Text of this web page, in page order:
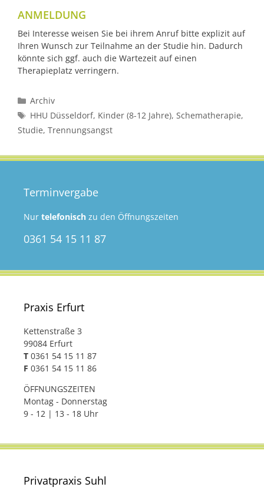
ANMELDUNG
Bei Interesse weisen Sie bei ihrem Anruf bitte explizit auf
Ihren Wunsch zur Teilnahme an der Studie hin. Dadurch
könnte sich ggf. auch die Wartezeit auf einen
Therapieplatz verringern.
Kategorien
Archiv
Schlagwörter
HHU Düsseldorf, Kinder (8-12 Jahre),Schematherapie,
Studie, Trennungsangst
Terminvergabe
Nur telefonisch zu den Öffnungszeiten
0361 54 15 11 87
Praxis Erfurt
Kettenstraße 3
99084 Erfurt
T 0361 54 15 11 87
F 0361 54 15 11 86
ÖFFNUNGSZEITEN
Montag - Donnerstag
9 - 12 | 13 - 18 Uhr
Privatpraxis Suhl